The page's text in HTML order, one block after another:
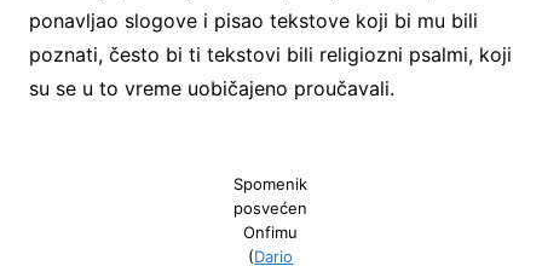
ponavljao slogove i pisao tekstove koji bi mu bili
poznati, često bi ti tekstovi bili religiozni psalmi, koji
su se u to vreme uobičajeno proučavali.
Spomenik
posvećen
Onfimu
(Dario